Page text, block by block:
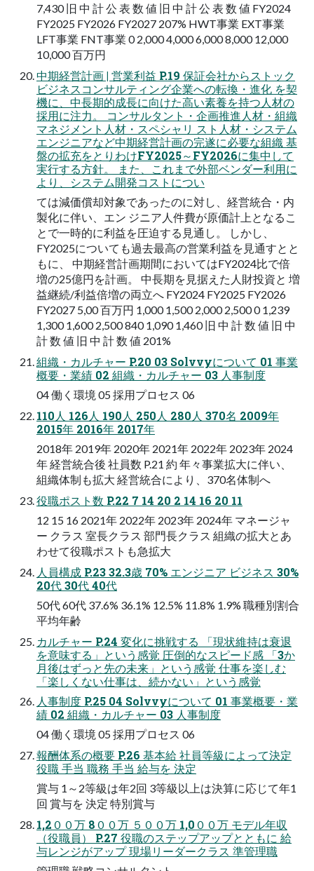
7,430 旧 中 計 公 表 数 値 旧 中 計 公 表 数 値 FY2024
FY2025 FY2026 FY2027 207% HWT事業 EXT事業
LFT事業 FNT事業 0 2,000 4,000 6,000 8,000 12,000
10,000 百万円
中期経営計画 | 営業利益 P.19 保証会社からストック
ビジネスコンサルティング企業への転換・進化 を契
機に、中長期的成長に向けた高い素養を持つ人材の
採用に注力。 コンサルタント・企画推進人材・組織
マネジメント人材・スペシャリ スト人材・システム
エンジニアなど中期経営計画の完遂に必要な組織 基
盤の拡充をとりわけFY2025～FY2026に集中して
実行する方針。 また、これまで外部ベンダー利用に
より、システム開発コストについ
ては減価償却対象であったのに対し、経営統合・内
製化に伴い、エン ジニア人件費が原価計上となるこ
とで一時的に利益を圧迫する見通し。 しかし、
FY2025についても過去最高の営業利益を見通すとと
もに、 中期経営計画期間においてはFY2024比で倍
増の25億円を計画。 中長期を見据えた人財投資と 増
益継続/利益倍増の両立へ FY2024 FY2025 FY2026
FY2027 5,00 百万円 1,000 1,500 2,000 2,500 0 1,239
1,300 1,600 2,500 840 1,090 1,460 旧 中 計 数 値 旧 中
計 数 値 旧 中 計 数 値 201%
組織・カルチャー P.20 03 Solvvyについて 01 事業
概要・業績 02 組織・カルチャー 03 人事制度
04 働く環境 05 採用プロセス 06
110人 126人 190人 250人 280人 370名 2009年
2015年 2016年 2017年
2018年 2019年 2020年 2021年 2022年 2023年 2024
年 経営統合後 社員数 P.21 約 年々事業拡大に伴い、
組織体制も拡大 経営統合により、370名体制へ
役職ポスト数 P.22 7 14 20 2 14 16 20 11
12 15 16 2021年 2022年 2023年 2024年 マネージャ
ー クラス 室長クラス 部門長クラス 組織の拡大とあ
わせて役職ポストも急拡大
人員構成 P.23 32.3歳 70% エンジニア ビジネス 30%
20代 30代 40代
50代 60代 37.6% 36.1% 12.5% 11.8% 1.9% 職種別割合
平均年齢
カルチャー P.24 変化に挑戦する 「現状維持は衰退
を意味する」という感覚 圧倒的なスピード感 「3か
月後はずっと先の未来」という感覚 仕事を楽しむ
「楽しくない仕事は、続かない」という感覚
人事制度 P.25 04 Solvvyについて 01 事業概要・業
績 02 組織・カルチャー 03 人事制度
04 働く環境 05 採用プロセス 06
報酬体系の概要 P.26 基本給 社員等級によって決定
役職 手当 職務 手当 給与を 決定
賞与 1～2等級は年2回 3等級以上は決算に応じて年1
回 賞与を 決定 特別賞与
1,2００万 8００万 ５００万 1,0００万 モデル年収
（役職員） P.27 役職のステップアップとともに 給
与レンジがアップ 現場リーダークラス 準管理職